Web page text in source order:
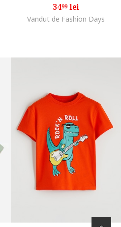
3499lei
Vandut de Fashion Days